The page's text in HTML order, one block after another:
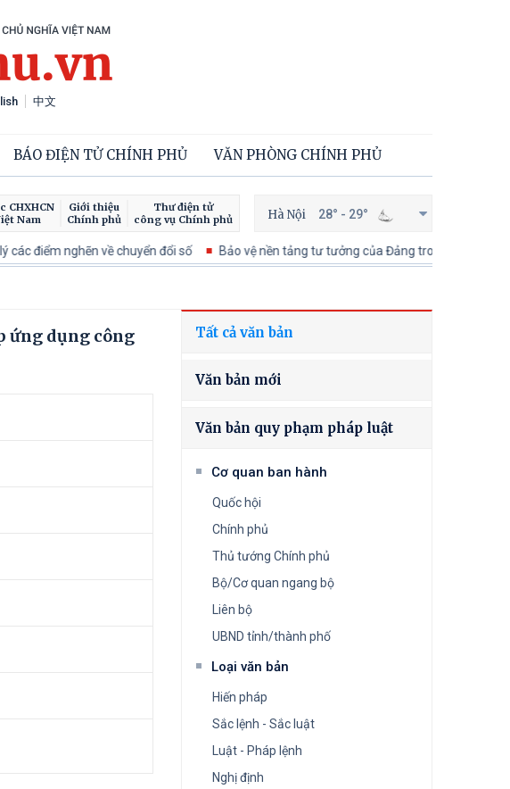
中文
BÁO ĐIỆN TỬ CHÍNH PHỦ VĂN PHÒNG CHÍNH PHỦ
CHXHCN
Nam
Giới thiệu
Chính phủ
Thư điện tử
công vụ Chính phủ
Hà Nội 28° - 29°
điểm nghẽn về chuyển đổi số Bảo vệ nền tảng tư tưởng của Đảng trong kỷ nguyên
ứng dụng công
Tất cả văn bản
Văn bản mới
Văn bản quy phạm pháp luật
Cơ quan ban hành
Quốc hội
Chính phủ
Thủ tướng Chính phủ
Bộ/Cơ quan ngang bộ
Liên bộ
UBND tỉnh/thành phố
Loại văn bản
Hiến pháp
Sắc lệnh - Sắc luật
Luật - Pháp lệnh
Nghị định